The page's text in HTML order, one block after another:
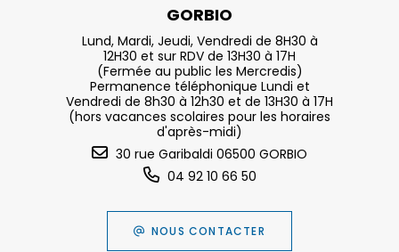
GORBIO
Lund, Mardi, Jeudi, Vendredi de 8H30 à
12H30 et sur RDV de 13H30 à 17H
(Fermée au public les Mercredis)
Permanence téléphonique Lundi et
Vendredi de 8h30 à 12h30 et de 13H30 à 17H
(hors vacances scolaires pour les horaires
d'après-midi)
30 rue Garibaldi 06500 GORBIO
04 92 10 66 50
NOUS CONTACTER